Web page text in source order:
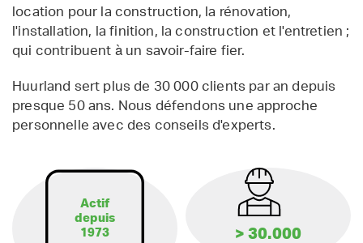
location pour la construction, la rénovation,
l'installation, la finition, la construction et l'entretien ;
qui contribuent à un savoir-faire fier.
Huurland sert plus de 30 000 clients par an depuis
presque 50 ans. Nous défendons une approche
personnelle avec des conseils d'experts.
Actif
depuis
1973
> 30.000